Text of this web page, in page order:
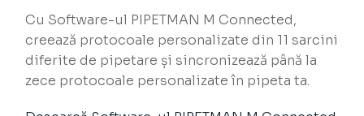
Cu Software-ul PIPETMAN M Connected,
creează protocoale personalizate din 11 sarcini
diferite de pipetare și sincronizează până la
zece protocoale personalizate în pipeta ta.